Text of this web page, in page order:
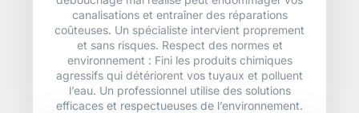
canalisations et entraîner des réparations
coûteuses. Un spécialiste intervient proprement
et sans risques. Respect des normes et
environnement : Fini les produits chimiques
agressifs qui détériorent vos tuyaux et polluent
l’eau. Un professionnel utilise des solutions
efficaces et respectueuses de l’environnement.